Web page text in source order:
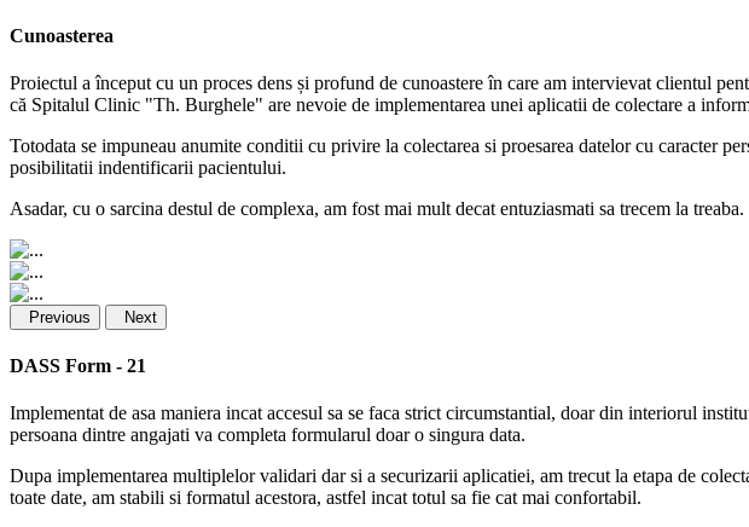
Cunoasterea
Proiectul a început cu un proces dens și profund de cunoastere în care am intervievat clientul
că Spitalul Clinic "Th. Burghele" are nevoie de implementarea unei aplicatii de colectare a
Totodata se impuneau anumite conditii cu privire la colectarea si proesarea datelor cu caracter
posibilitatii indentificarii pacientului.
Asadar, cu o sarcina destul de complexa, am fost mai mult decat entuziasmati sa trecem la treaba.
Previous Next
DASS Form - 21
Implementat de asa maniera incat accesul sa se faca strict circumstantial, doar din interiorul
persoana dintre angajati va completa formularul doar o singura data.
Dupa implementarea multiplelor validari dar si a securizarii aplicatiei, am trecut la etapa de
toate date, am stabili si formatul acestora, astfel incat totul sa fie cat mai confortabil.